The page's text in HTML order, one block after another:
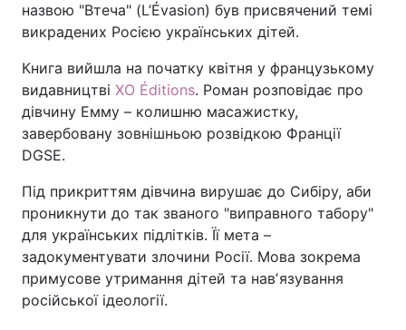
назвою "Втеча" (L’Évasion) був присвячений темі
викрадених Росією українських дітей.
Книга вийшла на початку квітня у французькому
видавництві XO Éditions. Роман розповідає про
дівчину Емму – колишню масажистку,
завербовану зовнішньою розвідкою Франції
DGSE.
Під прикриттям дівчина вирушає до Сибіру, аби
проникнути до так званого "виправного табору"
для українських підлітків. Її мета –
задокументувати злочини Росії. Мова зокрема
примусове утримання дітей та навʼязування
російської ідеології.